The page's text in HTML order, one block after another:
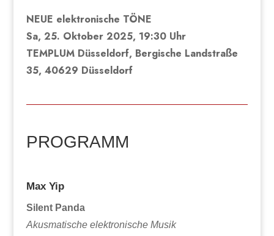
NEUE elektronische TÖNE
Sa, 25. Oktober 2025, 19:30 Uhr
TEMPLUM Düsseldorf, Bergische Landstraße
35, 40629 Düsseldorf
PROGRAMM
Max Yip
Silent Panda
Akusmatische elektronische Musik